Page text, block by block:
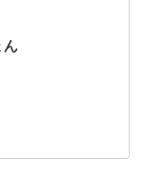
ん